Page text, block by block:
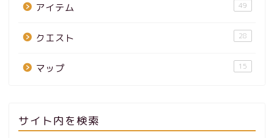
アイテム 49
クエスト 28
マップ 15
サイト内を検索